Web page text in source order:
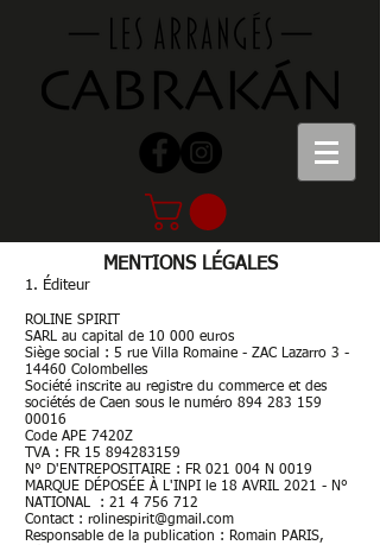
MENTIONS LÉGALES
1. Éditeur
ROLINE SPIRIT
SARL au capital de 10 000 euros
Siège social : 5 rue Villa Romaine - ZAC Lazarro 3 -
14460 Colombelles
Société inscrite au registre du commerce et des
sociétés de Caen sous le numéro 894 283 159
00016
Code APE 7420Z
TVA : FR 15 894283159
N° D'ENTREPOSITAIRE : FR 021 004 N 0019
MARQUE DÉPOSÉE À L'INPI le 18 AVRIL 2021 - N°
NATIONAL : 21 4 756 712
Contact : rolinespirit@gmail.com
Responsable de la publication : Romain PARIS,